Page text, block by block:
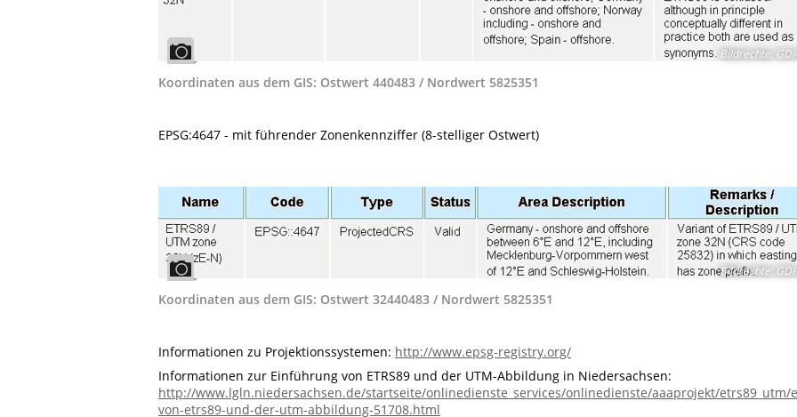
Bildrechte:
Koordinaten aus dem GIS: Ostwert 440483 / Nordwert 5825351
EPSG:4647 - mit führender Zonenkennziffer (8-stelliger Ostwert)
Bildrechte:
Koordinaten aus dem GIS: Ostwert 32440483 / Nordwert 5825351
Informationen zu Projektionssystemen: http://www.epsg-registry.org/
Informationen zur Einführung von ETRS89 und der UTM-Abbildung in Niedersachsen:
http://www.lgln.niedersachsen.de/startseite/onlinedienste_services/onlinedienste/aaaprojekt/etrs89_utm/
von-etrs89-und-der-utm-abbildung-51708.html